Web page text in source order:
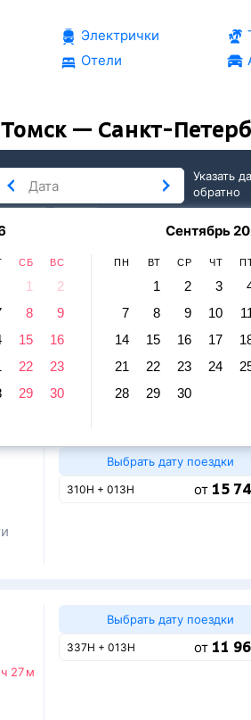
Электрички
Отели
— Санкт-
СБ ВС
1
2
8
9
15
16
22
23
29
30
Сентябрь
ПН ВТ СР ЧТ
1 2 3
7
8 9 10
14
15 16 17
21
22 23 24
28
29 30
Указать
обратно
времени. Цены за 1
Выбрать дату поездки
310Н + 013Н от 15
ч 27 м
Выбрать дату поездки
337Н + 013Н от 11